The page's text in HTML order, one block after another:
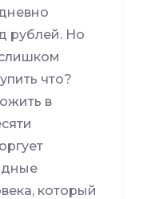
рублей. Но
что?
в
который